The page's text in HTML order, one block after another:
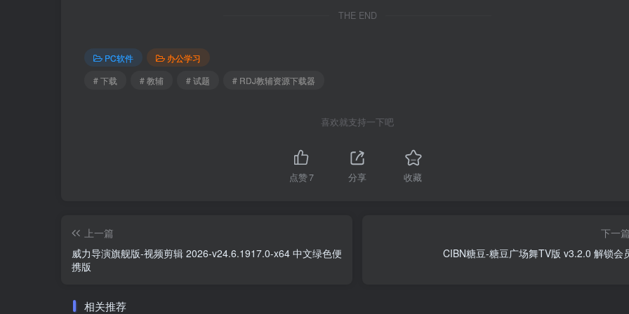
THE END
PC软件
办公学习
# 下载
# 教辅 # 试题 # RDJ教辅资源下载器
喜欢就支持一下吧
点赞7 分享 收藏
上一篇
威力导演旗舰版-视频剪辑 2026-v24.6.1917.0-x64 中文绿色便
携版
下一
CIBN糖豆-糖豆广场舞TV版 v3.2.0 解锁会
相关推荐